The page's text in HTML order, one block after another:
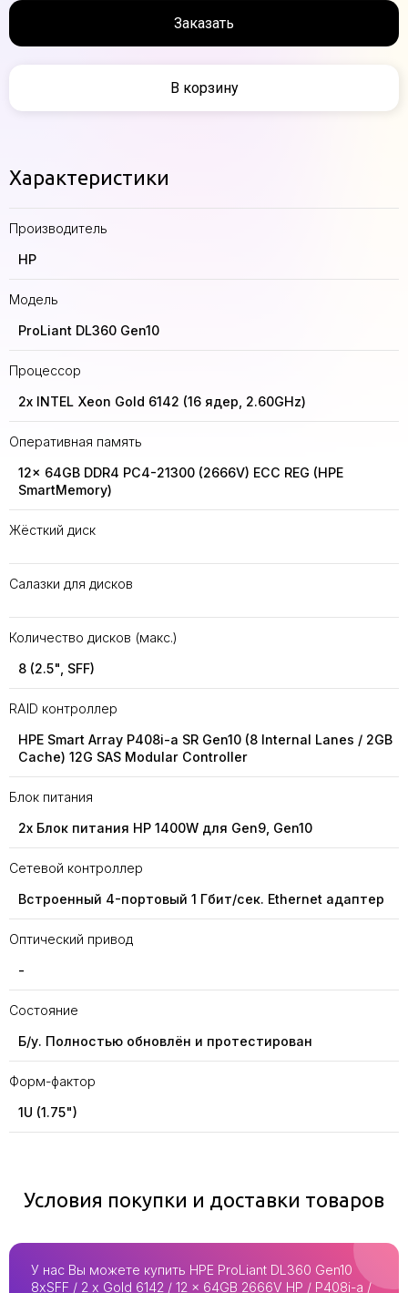
Заказать
В корзину
Характеристики
Производитель
HP
Модель
ProLiant DL360 Gen10
Процессор
2x INTEL Xeon Gold 6142 (16 ядер, 2.60GHz)
Оперативная память
12x 64GB DDR4 PC4-21300 (2666V) ECC REG (HPE
SmartMemory)
Жёсткий диск
Салазки для дисков
Количество дисков (макс.)
8 (2.5", SFF)
RAID контроллер
HPE Smart Array P408i-a SR Gen10 (8 Internal Lanes / 2GB
Cache) 12G SAS Modular Controller
Блок питания
2x Блок питания HP 1400W для Gen9, Gen10
Сетевой контроллер
Встроенный 4-портовый 1 Гбит/сек. Ethernet адаптер
Оптический привод
-
Состояние
Б/у. Полностью обновлён и протестирован
Форм-фактор
1U (1.75")
Условия покупки и доставки товаров
У нас Вы можете купить HPE ProLiant DL360 Gen10
8xSFF / 2 x Gold 6142 / 12 x 64GB 2666V HP / P408i-a /